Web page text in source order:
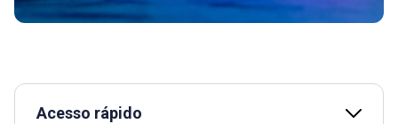
Acesso rápido